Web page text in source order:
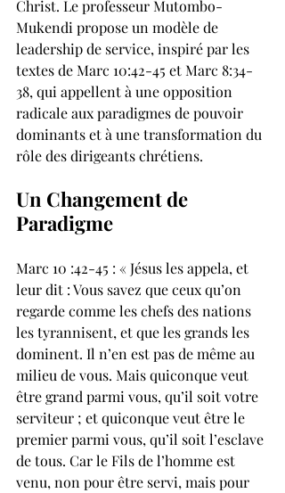
Christ. Le professeur Mutombo-
Mukendi propose un modèle de
leadership de service, inspiré par les
textes de Marc 10:42-45 et Marc 8:34-
38, qui appellent à une opposition
radicale aux paradigmes de pouvoir
dominants et à une transformation du
rôle des dirigeants chrétiens.
Un Changement de
Paradigme
Marc 10 :42-45 : « Jésus les appela, et
leur dit : Vous savez que ceux qu’on
regarde comme les chefs des nations
les tyrannisent, et que les grands les
dominent. Il n’en est pas de même au
milieu de vous. Mais quiconque veut
être grand parmi vous, qu’il soit votre
serviteur ; et quiconque veut être le
premier parmi vous, qu’il soit l’esclave
de tous. Car le Fils de l’homme est
venu, non pour être servi, mais pour